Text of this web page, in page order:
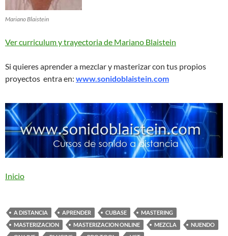
Mariano Blaistein
Ver curriculum y trayectoria de Mariano Blaistein
Si quieres aprender a mezclar y masterizar con tus propios
proyectos entra en: www.sonidoblaistein.com
Inicio
A DISTANCIA APRENDER CUBASE
MASTERING
MASTERIZACION
MASTERIZACION ONLINE MEZCLA
NUENDO